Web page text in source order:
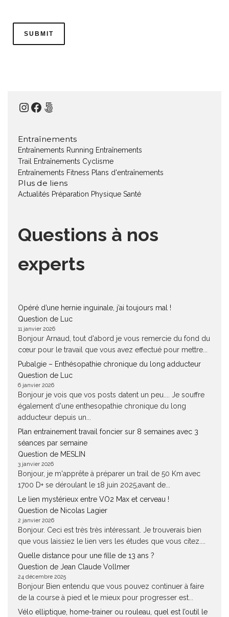
Instagram
Facebook
500px
Entraînements
Entraînements Running Entraînements
Trail
Entraînements Cyclisme
Entraînements Fitness Plans d'entraînements
Plus de liens
Actualités Préparation Physique Santé
Questions à nos
experts
Opéré d’une hernie inguinale, j’ai toujours mal !
Question de Luc
11 janvier 2026
Bonjour Arnaud, tout d'abord je vous remercie du fond du
cœur pour le travail que vous avez effectué pour mettre...
Pubalgie – Enthésopathie chronique du long adducteur
Question de Luc
6 janvier 2026
Bonjour je vois que vos posts datent un peu.... Je souffre
également d'une enthesopathie chronique du long
adducteur depuis un...
Plan entrainement travail foncier sur 8 semaines avec 3
séances par semaine
Question de MESLIN
3 janvier 2026
Bonjour, je m'apprête à préparer un trail de 50 Km avec
1700 D+ se déroulant le 18 juin 2025,avant de...
Le lien mystérieux entre VO2 Max et cerveau !
Question de Nicolas Lagier
2 janvier 2026
Bonjour. Ceci est très très intéressant. Je trouverais bien
que vous laissiez le lien vers les études que vous citez....
Quelle distance pour une fille de 13 ans ?
Question de Jean Claude Vollmer
24 décembre 2025
Bonjour Bien entendu que vous pouvez continuer à faire
de la course à pied et le mieux pour progresser est...
Vélo elliptique, home-trainer ou rouleau, quel est l’outil le